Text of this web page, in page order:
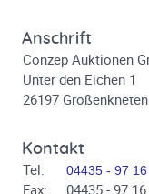
Anschrift
Conzep Auktionen
Unter den Eichen 1
26197 Großenkneten
Kontakt
Tel: 04435 - 97
Fax:
04435 - 97 16